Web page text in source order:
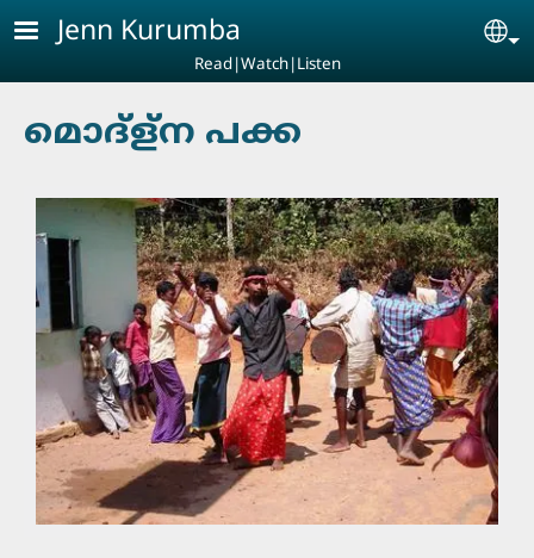
Skip to main content
Jenn Kurumba
Read|Watch|Listen
മൊദ്‍ള്ന പക്ക